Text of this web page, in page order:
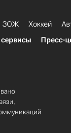
ЗОЖ Хоккей
Пресс-